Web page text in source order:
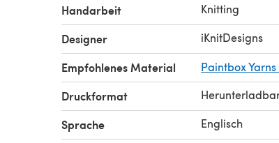
Handarbeit Knitting
Designer iKnitDesigns
Empfohlenes Material Paintbox
Druckformat
Sprache Englisch